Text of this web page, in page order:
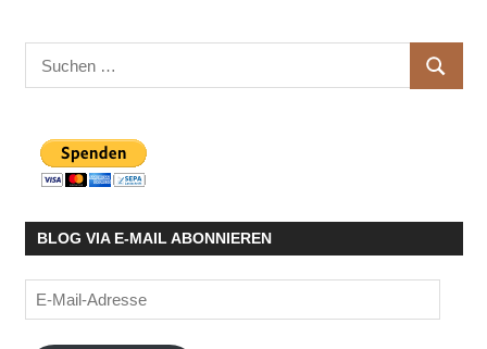
Suchen
nach:
SUCHEN
BLOG VIA E-MAIL ABONNIEREN
E-
Mail-